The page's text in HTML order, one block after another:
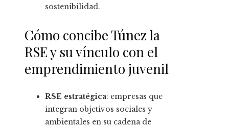
sostenibilidad.
Cómo concibe Túnez la
RSE y su vínculo con el
emprendimiento juvenil
RSE estratégica: empresas que
integran objetivos sociales y
ambientales en su cadena de